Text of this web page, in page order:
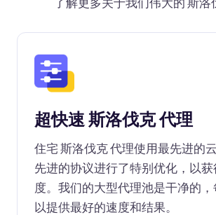
超快速 斯洛伐克 代理
住宅 斯洛伐克 代理使用最先进的
先进的协议进行了特别优化，以
度。我们的大型代理池是干净的，
以提供最好的速度和结果。